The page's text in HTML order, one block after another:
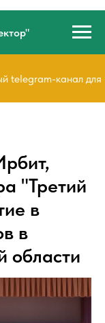
канал для
"Третий
в
в
области